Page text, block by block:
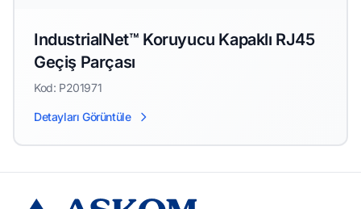
IndustrialNet™ Koruyucu Kapaklı RJ45
Geçiş Parçası
Kod: P201971
Detayları Görüntüle